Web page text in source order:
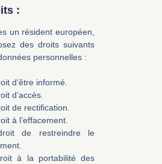
:
un résident européen,
des droits suivants
personnelles :
d’être informé.
d’accès.
de rectification.
à l’effacement.
de restreindre le
à la portabilité des